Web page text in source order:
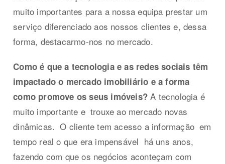
muito importantes para a nossa equipa prestar um
serviço diferenciado aos nossos clientes e, dessa
forma, destacarmo-nos no mercado.
Como é que a tecnologia e as redes sociais têm
impactado o mercado imobiliário e a forma
como promove os seus imóveis?A tecnologia é
muito importante e trouxe ao mercado novas
dinâmicas. O cliente tem acesso a informação em
tempo real o que era impensável há uns anos,
fazendo com que os negócios aconteçam com